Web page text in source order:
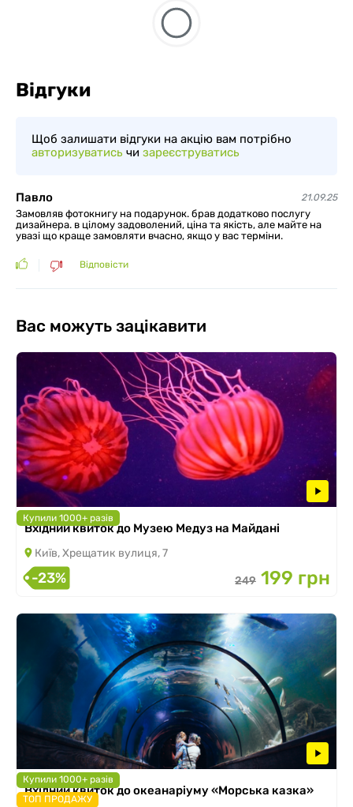
Відгуки
Щоб залишати відгуки на акцію вам потрібно
авторизуватись чи зареєструватись
Павло 21.09.25
Замовляв фотокнигу на подарунок. брав додатково послугу
дизайнера. в цілому задоволений, ціна та якість, але майте на
увазі що краще замовляти вчасно, якщо у вас терміни.
Відповісти
Вас можуть зацікавити
Купили 1000+ разів
Вхідний квиток до Музею Медуз на Майдані
Київ, Хрещатик вулиця, 7
-23% 249 199 грн
Купили 1000+ разів
ТОП ПРОДАЖУ
Вхідний квиток до океанаріуму «Морська казка»